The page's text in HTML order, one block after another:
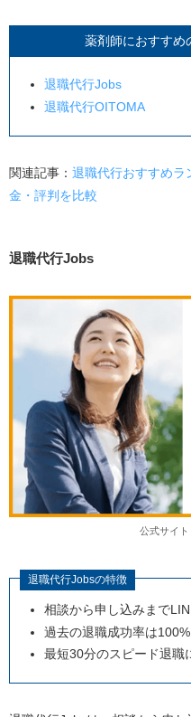
薬剤師におすすめ
退職代行Jobs
退職代行OITOMA
関連記事： 退職代行おすすめラ
金・評判を比較
退職代行Jobs
公式サイト
退職代行Jobsの特徴
相談から申し込みまで
過去の退職成功率は100%
最短30分のスピード退職